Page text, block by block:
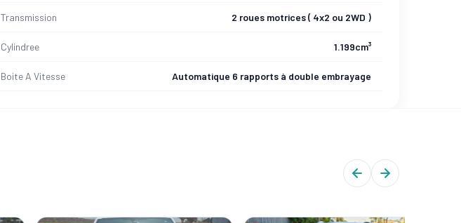
Transmission 2 roues motrices ( 4x2 ou 2WD )
Cylindree 1.199cm³
Boite A Vitesse Automatique 6 rapports à double embrayage